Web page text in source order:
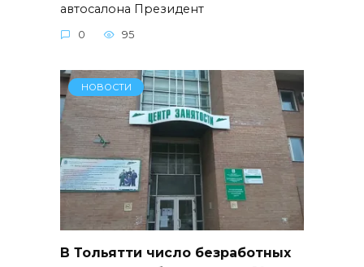
автосалона Президент
0 95
НОВОСТИ
В Тольятти число безработных